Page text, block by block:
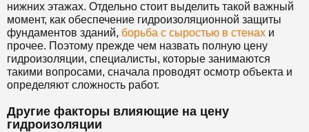
нижних этажах. Отдельно стоит выделить такой важный
момент, как обеспечение гидроизоляционной защиты
фундаментов зданий, борьба с сыростью в стенах и
прочее. Поэтому прежде чем назвать полную цену
гидроизоляции, специалисты, которые занимаются
такими вопросами, сначала проводят осмотр объекта и
определяют сложность работ.
Другие факторы влияющие на цену
гидроизоляции